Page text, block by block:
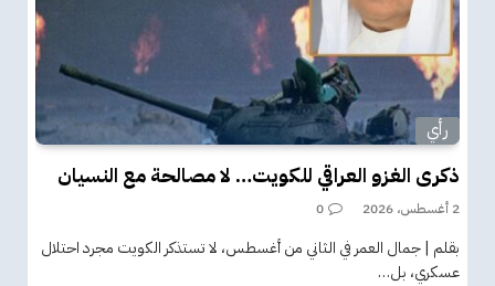
رأي
ذكرى الغزو العراقي للكويت… لا مصالحة مع النسيان
2 أغسطس، 2026 0
بقلم | جمال العمر في الثاني من أغسطس، لا تستذكر الكويت مجرد احتلال
عسكري، بل…